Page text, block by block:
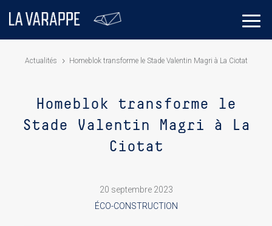
Actualités Homeblok transforme le Stade Valentin Magri à La Ciotat
Homeblok transforme le
Stade Valentin Magri à La
Ciotat
20 septembre 2023
ÉCO-CONSTRUCTION